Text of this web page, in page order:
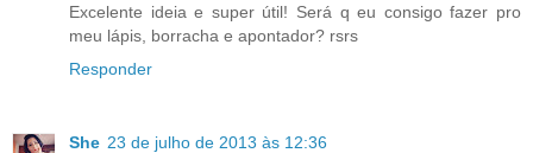
Excelente ideia e super útil! Será q eu consigo fazer pro
meu lápis, borracha e apontador? rsrs
Responder
She 23 de julho de 2013 às 12:36